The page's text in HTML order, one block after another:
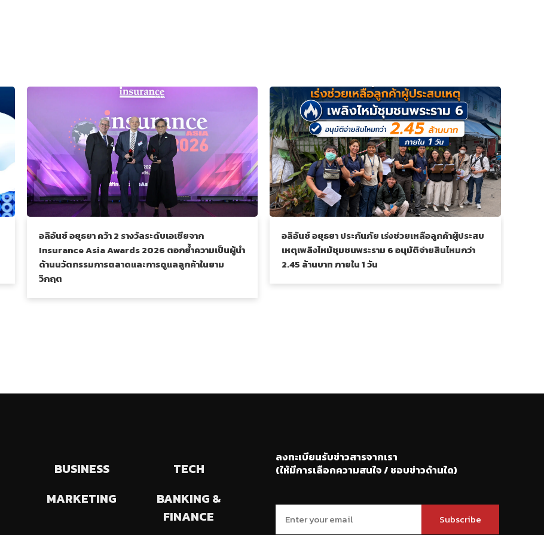
อลิอันซ์ อยุธยา คว้า 2 รางวัลระดับเอเชียจาก
Insurance Asia Awards 2026 ตอกย้ำความเป็นผู้นำ
ด้านนวัตกรรมการตลาดและการดูแลลูกค้าในยาม
วิกฤต
อลิอันซ์ อยุธยา ประกันภัย เร่งช่วยเหลือลูกค้าผู้ประสบ
เหตุเพลิงไหม้ชุมชนพระราม 6 อนุมัติจ่ายสินไหมกว่า
2.45 ล้านบาท ภายใน 1 วัน
BUSINESS
TECH
MARKETING
BANKING &
FINANCE
ลงทะเบียนรับข่าวสารจากเรา
(ให้มีการเลือกความสนใจ / ชอบข่าวด้านใด)